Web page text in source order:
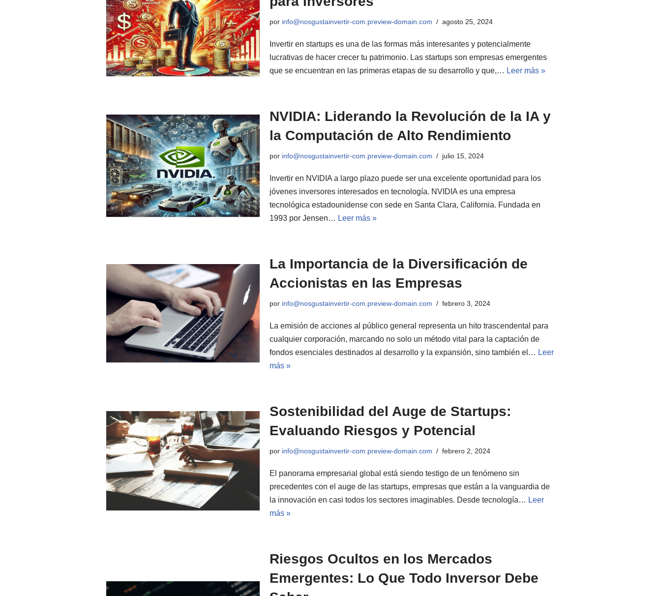
por info@nosgustainvertir-com.preview-domain.com agosto 25, 2024
Invertir en startups es una de las formas más interesantes y potencialmente
lucrativas de hacer crecer tu patrimonio. Las startups son empresas emergentes
que se encuentran en las primeras etapas de su desarrollo y que,… Leer más »
NVIDIA: Liderando la Revolución de la IA y
la Computación de Alto Rendimiento
por info@nosgustainvertir-com.preview-domain.com julio 15, 2024
Invertir en NVIDIA a largo plazo puede ser una excelente oportunidad para los
jóvenes inversores interesados en tecnología. NVIDIA es una empresa
tecnológica estadounidense con sede en Santa Clara, California. Fundada en
1993 por Jensen… Leer más »
La Importancia de la Diversificación de
Accionistas en las Empresas
por info@nosgustainvertir-com.preview-domain.com febrero 3, 2024
La emisión de acciones al público general representa un hito trascendental para
cualquier corporación, marcando no solo un método vital para la captación de
fondos esenciales destinados al desarrollo y la expansión, sino también el… Leer
más »
Sostenibilidad del Auge de Startups:
Evaluando Riesgos y Potencial
por info@nosgustainvertir-com.preview-domain.com febrero 2, 2024
El panorama empresarial global está siendo testigo de un fenómeno sin
precedentes con el auge de las startups, empresas que están a la vanguardia de
la innovación en casi todos los sectores imaginables. Desde tecnología… Leer
más »
Riesgos Ocultos en los Mercados
Emergentes: Lo Que Todo Inversor Debe